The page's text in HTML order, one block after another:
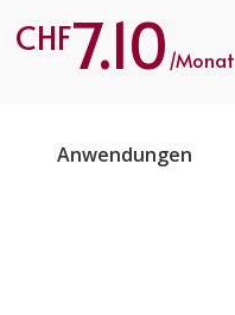
CHF7.10 /Monat
Anwendungen